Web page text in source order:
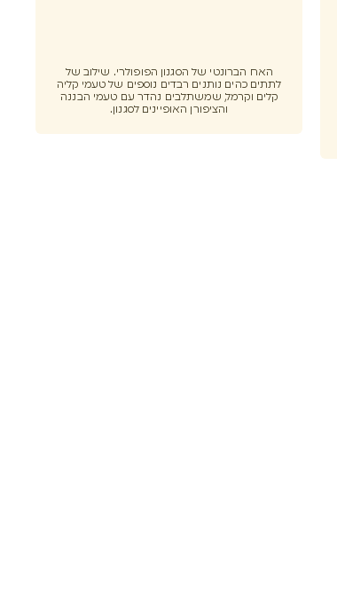
האח הברונטי של הסגנון הפופולרי. שילוב של
לתתים כהים נותנים רבדים נוספים של טעמי קליה
קלים וקרמל, שמשתלבים נהדר עם טעמי הבננה
והציפורן האופיינים לסגנון.